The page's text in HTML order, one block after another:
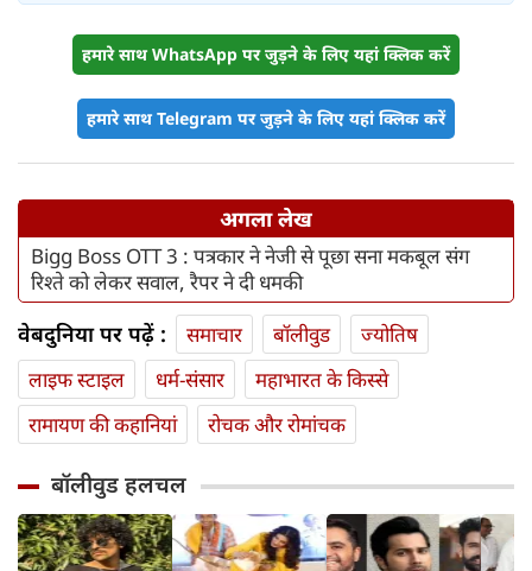
हमारे साथ WhatsApp पर जुड़ने के लिए यहां क्लिक करें
हमारे साथ Telegram पर जुड़ने के लिए यहां क्लिक करें
अगला लेख
Bigg Boss OTT 3 : पत्रकार ने नेजी से पूछा सना मकबूल संग
रिश्ते को लेकर सवाल, रैपर ने दी धमकी
वेबदुनिया पर पढ़ें : समाचार बॉलीवुड
ज्योतिष
लाइफ स्‍टाइल
धर्म-संसार
महाभारत के किस्से
रामायण की कहानियां
रोचक और रोमांचक
बॉलीवुड हलचल